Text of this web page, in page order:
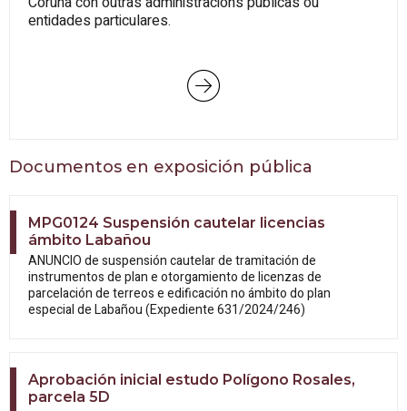
entidades particulares.
Documentos en exposición pública
MPG0124 Suspensión cautelar licencias
ámbito Labañou
ANUNCIO de suspensión cautelar de tramitación de
instrumentos de plan e otorgamiento de licenzas de
parcelación de terreos e edificación no ámbito do plan
especial de Labañou (Expediente 631/2024/246)
Aprobación inicial estudo Polígono Rosales,
parcela 5D